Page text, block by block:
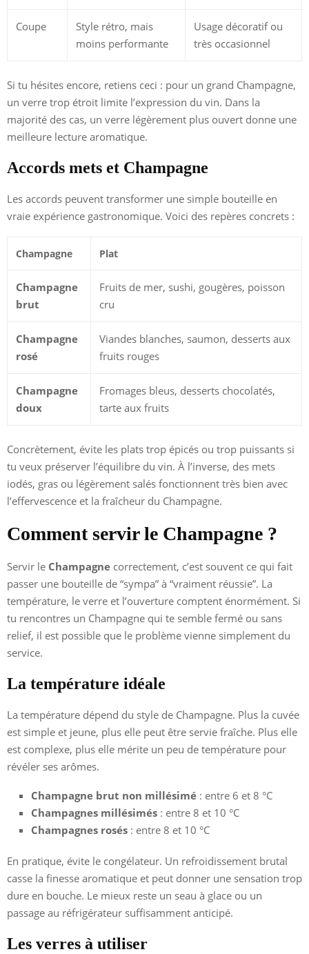
Coupe
Style rétro, mais
moins performante
Usage décoratif ou
très occasionnel
Si tu hésites encore, retiens ceci : pour un grand Champagne,
un verre trop étroit limite l’expression du vin. Dans la
majorité des cas, un verre légèrement plus ouvert donne une
meilleure lecture aromatique.
Accords mets et Champagne
Les accords peuvent transformer une simple bouteille en
vraie expérience gastronomique. Voici des repères concrets :
Champagne Plat
Champagne
brut
Fruits de mer, sushi, gougères, poisson
cru
Champagne
rosé
Viandes blanches, saumon, desserts aux
fruits rouges
Champagne
doux
Fromages bleus, desserts chocolatés,
tarte aux fruits
Concrètement, évite les plats trop épicés ou trop puissants si
tu veux préserver l’équilibre du vin. À l’inverse, des mets
iodés, gras ou légèrement salés fonctionnent très bien avec
l’effervescence et la fraîcheur du Champagne.
Comment servir le Champagne ?
Servir le Champagne correctement, c’est souvent ce qui fait
passer une bouteille de “sympa” à “vraiment réussie”. La
température, le verre et l’ouverture comptent énormément. Si
tu rencontres un Champagne qui te semble fermé ou sans
relief, il est possible que le problème vienne simplement du
service.
La température idéale
La température dépend du style de Champagne. Plus la cuvée
est simple et jeune, plus elle peut être servie fraîche. Plus elle
est complexe, plus elle mérite un peu de température pour
révéler ses arômes.
Champagne brut non millésimé : entre 6 et 8 °C
Champagnes millésimés : entre 8 et 10 °C
Champagnes rosés : entre 8 et 10 °C
En pratique, évite le congélateur. Un refroidissement brutal
casse la finesse aromatique et peut donner une sensation trop
dure en bouche. Le mieux reste un seau à glace ou un
passage au réfrigérateur suffisamment anticipé.
Les verres à utiliser